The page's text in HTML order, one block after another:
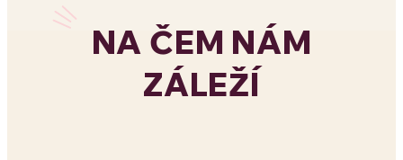
á
d
NA ČEM NÁM
ZÁLEŽÍ